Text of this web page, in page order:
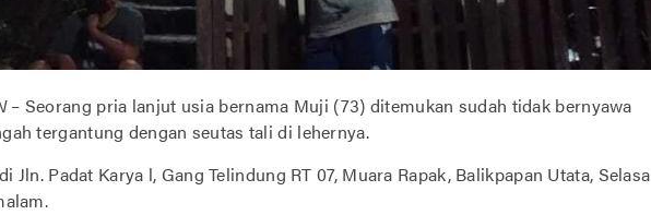
– Seorang pria lanjut usia bernama Muji (73) ditemukan sudah tidak bernyawa
tergantung dengan seutas tali di lehernya.
Jln. Padat Karya l, Gang Telindung RT 07, Muara Rapak, Balikpapan Utata, Selasa